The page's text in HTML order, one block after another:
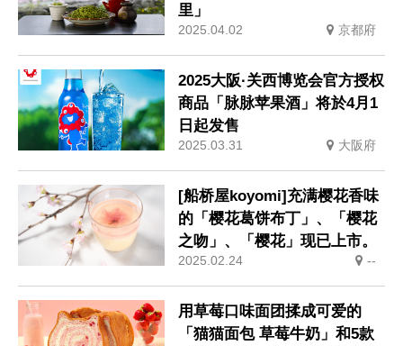
里」
2025.04.02 京都府
2025大阪·关西博览会官方授权
商品「脉脉苹果酒」将於4月1
日起发售
2025.03.31 大阪府
[船桥屋koyomi]充满樱花香味
的「樱花葛饼布丁」、「樱花
之吻」、「樱花」现已上市。
2025.02.24 --
用草莓口味面团揉成可爱的
「猫猫面包 草莓牛奶」和5款